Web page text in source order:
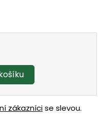
zákaznícise slevou.